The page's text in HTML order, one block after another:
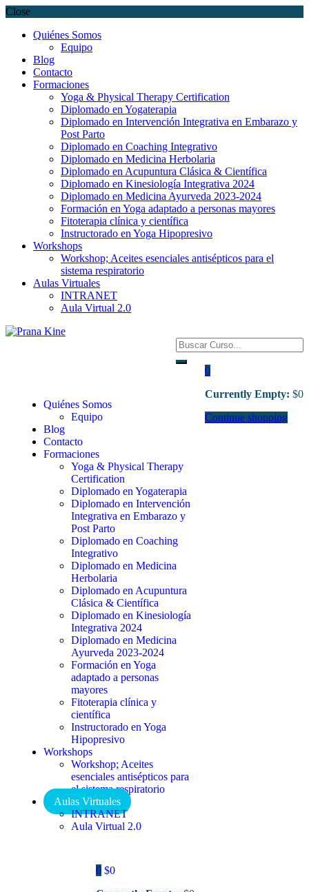
Close
Quiénes Somos
Equipo
Blog
Contacto
Formaciones
Yoga & Physical Therapy Certification
Diplomado en Yogaterapia
Diplomado en Intervención Integrativa en Embarazo y
Post Parto
Diplomado en Coaching Integrativo
Diplomado en Medicina Herbolaria
Diplomado en Acupuntura Clásica & Científica
Diplomado en Kinesiología Integrativa 2024
Diplomado en Medicina Ayurveda 2023-2024
Formación en Yoga adaptado a personas mayores
Fitoterapia clínica y científica
Instructorado en Yoga Hipopresivo
Workshops
Workshop; Aceites esenciales antisépticos para el
sistema respiratorio
Aulas Virtuales
INTRANET
Aula Virtual 2.0
0
Currently Empty: $0
Continue shopping
Quiénes Somos
Equipo
Blog
Contacto
Formaciones
Yoga & Physical Therapy
Certification
Diplomado en Yogaterapia
Diplomado en Intervención
Integrativa en Embarazo y
Post Parto
Diplomado en Coaching
Integrativo
Diplomado en Medicina
Herbolaria
Diplomado en Acupuntura
Clásica & Científica
Diplomado en Kinesiología
Integrativa 2024
Diplomado en Medicina
Ayurveda 2023-2024
Formación en Yoga
adaptado a personas
mayores
Fitoterapia clínica y
científica
Instructorado en Yoga
Hipopresivo
Workshops
Workshop; Aceites
esenciales antisépticos para
el sistema respiratorio
Aulas Virtuales
INTRANET
Aula Virtual 2.0
0 $0